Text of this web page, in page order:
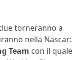
torneranno a
nella Nascar:
Team con il quale